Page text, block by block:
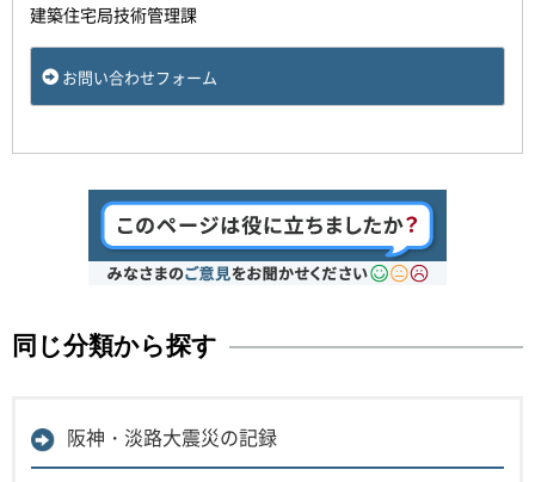
建築住宅局技術管理課
お問い合わせフォーム
同じ分類から探す
阪神・淡路大震災の記録